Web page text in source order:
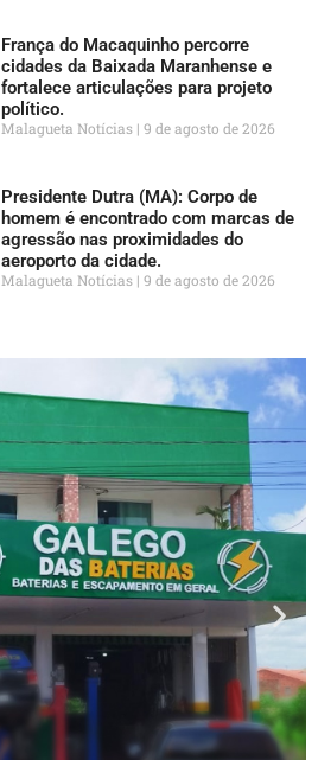
França do Macaquinho percorre
cidades da Baixada Maranhense e
fortalece articulações para projeto
político.
Malagueta Notícias 9 de agosto de 2026
Presidente Dutra (MA): Corpo de
homem é encontrado com marcas de
agressão nas proximidades do
aeroporto da cidade.
Malagueta Notícias 9 de agosto de 2026